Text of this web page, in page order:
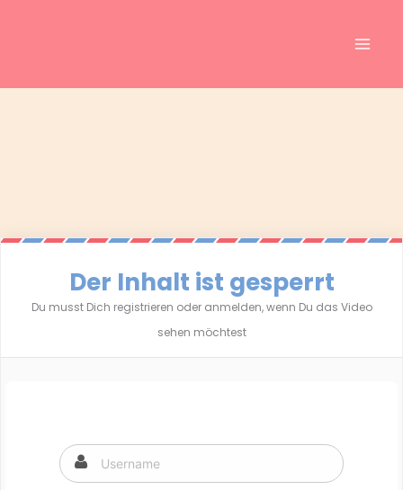
Der Inhalt ist gesperrt
Du musst Dich registrieren oder anmelden, wenn Du das Video
sehen möchtest